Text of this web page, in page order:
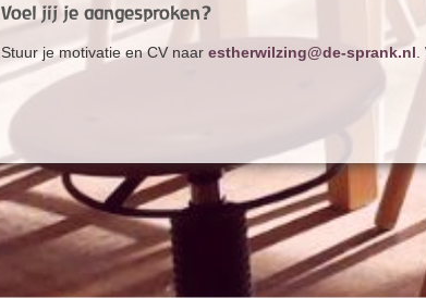
Voel jij je aangesproken?
Stuur je motivatie en CV naar estherwilzing@de-sprank.nl